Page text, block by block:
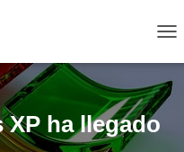
A
M
B
ha llegado